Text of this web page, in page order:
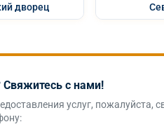
дворец
Свяжитесь с нами!
услуг, пожалуйста,